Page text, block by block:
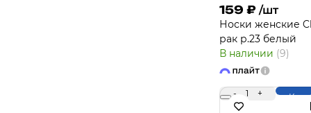
159 ₽ /шт
Носки женcкие
рак р.23 белый
В наличии (9)
- 1 +